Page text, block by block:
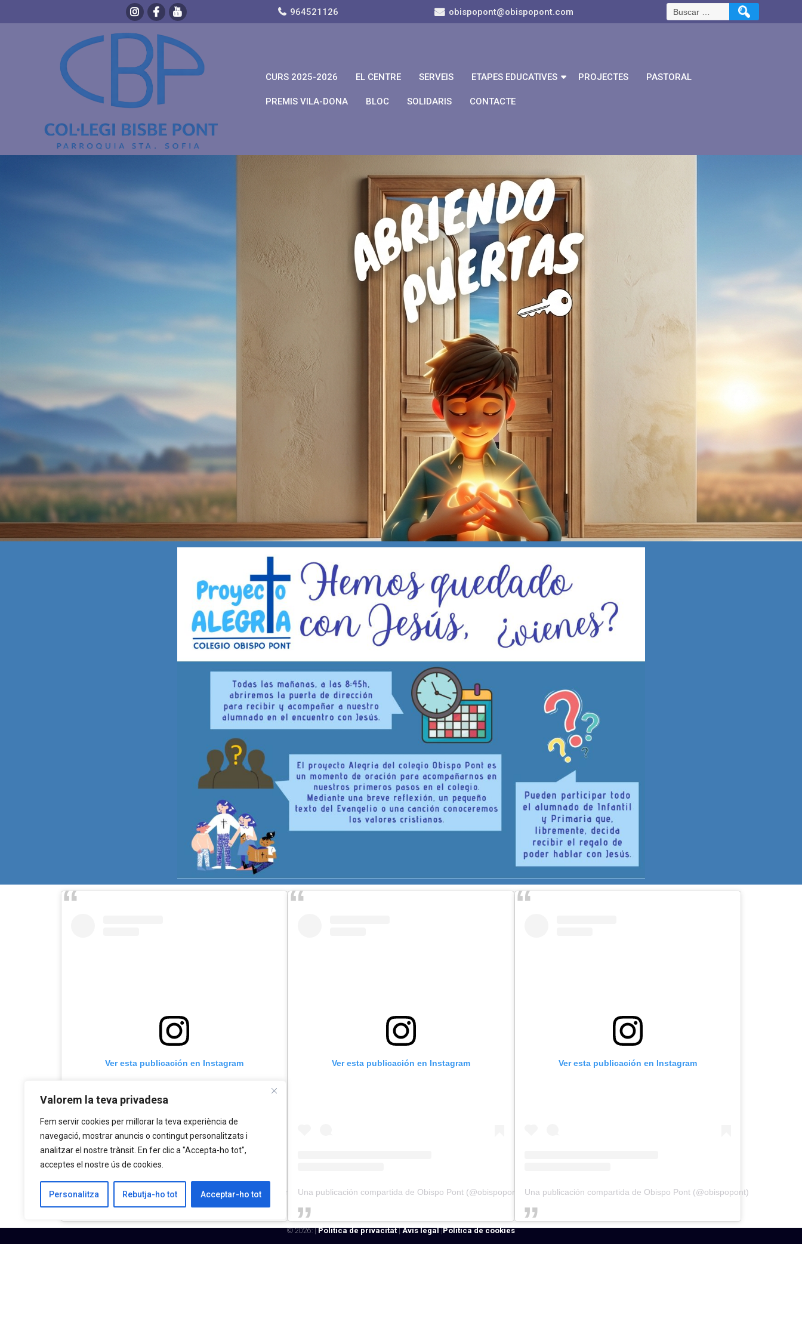
Valorem la teva privadesa
Fem servir cookies per millorar la teva experiència de
navegació, mostrar anuncis o contingut personalitzats i
analitzar el nostre trànsit. En fer clic a "Accepta-ho tot",
acceptes el nostre ús de cookies.
Personalitza Rebutja-ho tot Acceptar-ho tot
964521126 obispopont@obispopont.com
CURS 2025-2026 EL CENTRE SERVEIS ETAPES EDUCATIVES PROJECTES PASTORAL
PREMIS VILA-DONA BLOC SOLIDARIS CONTACTE
Ver esta publicación en Instagram
Una publicación compartida de Obispo Pont (@obispopont)
Ver esta publicación en Instagram
Una publicación compartida de Obispo Pont (@obispopont)
Ver esta publicación en Instagram
Una publicación compartida de Obispo Pont (@obispopont)
© 2026:|Política de privacitat|Avís legal|Política de cookies